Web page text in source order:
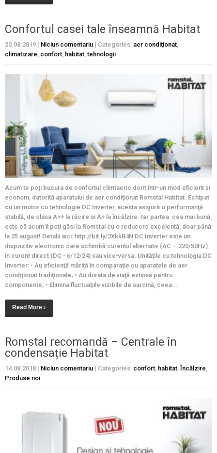
Confortul casei tale înseamnă Habitat
20.08.2019 | Niciun comentariu | Categories: aer condiționat,
climatizare, confort, habitat,tehnologii
Acum te poți bucura de confortul climtaeric dorit într-un mod eficient și
econom, datorită aparatului de aer condiționat Romstal Habitat. Echipat
cu un motor cu tehnologie DC Inverter, acesta asigură o performanţă
stabilă, de clasa A++ la răcire si A+ la încălzire. Iar partea cea mai bună,
este că acum îl poți găsi la Romstal cu o reducere excelentă, doar până
la 25 august! Detalii aici: http://bit.ly/2XkkB4N DC Inverter este un
dispozitiv electronic care schimbă curentul alternativ (AC – 220/50Hz)
în curent direct (DC - 6/12/24) sau vice-versa. Unităţile cu tehnologia DC
Inverter: • Au eficienţă mărită în comparaţie cu aparatele de aer
condiţionat tradiţionale; • Au durata de viaţă extinsă pentru
componente; • Elimina fluctuaţiile vizibile de sarcină, ceea...
Read More ›
Romstal recomandă – Centrale în
condensație Habitat
14.08.2018 | Niciun comentariu | Categories: confort, habitat, Încălzire,
Produse noi